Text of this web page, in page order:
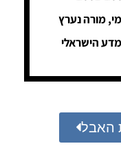
מורה נערץ
הישראלי
האבל